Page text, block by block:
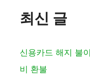
최신 글
신용카드 해지 불
비 환불